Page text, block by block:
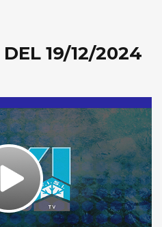
19/12/2024
Play
Video